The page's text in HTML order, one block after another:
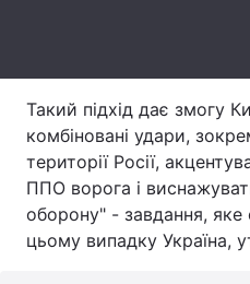
Такий підхід дає змогу
комбіновані удари,
території Росії,
ППО ворога і
оборону" - завдання,
цьому випадку Україна,